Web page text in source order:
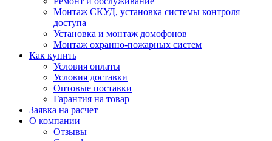
Монтаж СКУД, установка системы контроля
доступа
Установка и монтаж домофонов
Монтаж охранно-пожарных систем
Как купить
Условия оплаты
Условия доставки
Оптовые поставки
Гарантия на товар
Заявка на расчет
О компании
Отзывы